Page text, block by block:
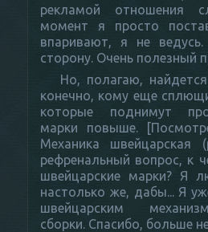
рекламой отношения
момент я просто
впаривают, я не
сторону. Очень полезный
Но, полагаю,
конечно, кому еще
которые поднимут
марки повыше.
Механика швейцарская
рефренальный вопрос, к
швейцарские марки? Я
настолько же, дабы... Я
швейцарским
сборки. Спасибо, больше